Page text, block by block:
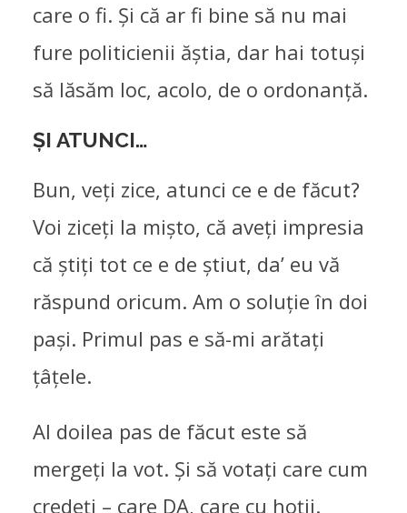
care o fi. Și că ar fi bine să nu mai
fure politicienii ăștia, dar hai totuși
să lăsăm loc, acolo, de o ordonanță.
ȘI ATUNCI…
Bun, veți zice, atunci ce e de făcut?
Voi ziceți la mișto, că aveți impresia
că știți tot ce e de știut, da’ eu vă
răspund oricum. Am o soluție în doi
pași. Primul pas e să-mi arătați
țâțele.
Al doilea pas de făcut este să
mergeți la vot. Și să votați care cum
credeți – care DA, care cu hoții.